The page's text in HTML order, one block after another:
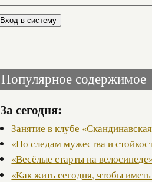
Популярное содержимое
За сегодня:
Занятие в клубе
«По следам мужества и
«Весёлые старты на
«Как жить сегодня, чтобы